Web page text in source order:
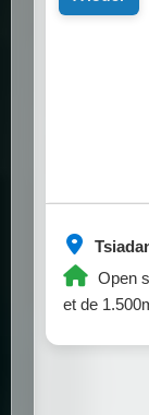
Open
et de